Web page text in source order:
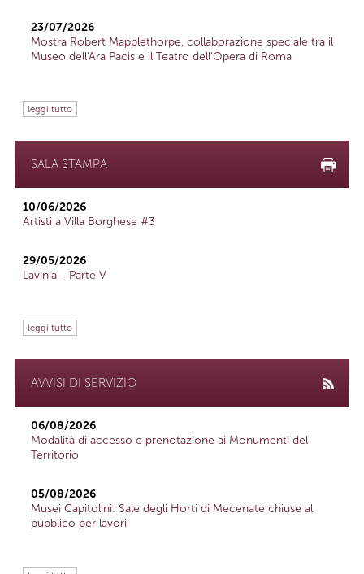
23/07/2026
Mostra Robert Mapplethorpe, collaborazione speciale tra il
Museo dell'Ara Pacis e il Teatro dell'Opera di Roma
leggi tutto
SALA STAMPA
10/06/2026
Artisti a Villa Borghese #3
29/05/2026
Lavinia - Parte V
leggi tutto
AVVISI DI SERVIZIO
06/08/2026
Modalità di accesso e prenotazione ai Monumenti del
Territorio
05/08/2026
Musei Capitolini: Sale degli Horti di Mecenate chiuse al
pubblico per lavori